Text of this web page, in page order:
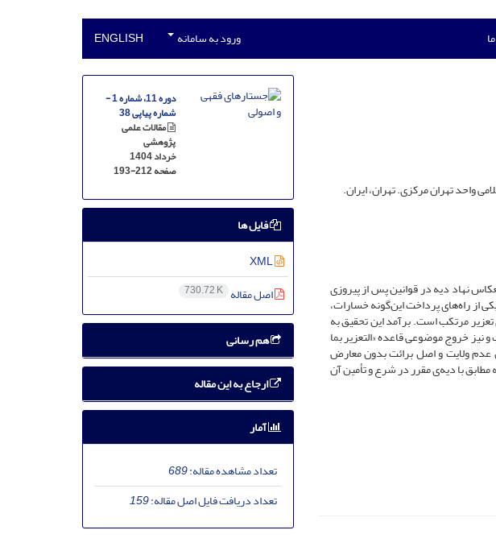
ورود به سامانه ENGLISH
واحد تهران مرکزی. تهران، ایران.
نهاد دیه در قوانین پس از پیروزی
از راه‌های پرداخت این‌گونه خسارات،
مرتکب است. برآمد این تحقیق به
نیز خروج موضوعی قاعده «التعزیر بما
عدم ولایت و اصل برائت بدون معارض
مطابق با دیه‌ی مقرر در شرع و تأمین آن
دوره 11، شماره 1 -
شماره پیاپی 38
مقالات علمی
پژوهشی
خرداد 1404
صفحه193-212
فایل ها
XML
اصل مقاله 730.72 K
هم رسانی
ارجاع به این مقاله
آمار
تعداد مشاهده مقاله:689
تعداد دریافت فایل اصل مقاله:159